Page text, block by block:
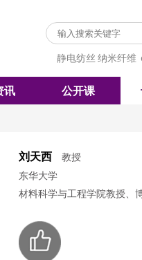
静电纺丝 纳米纤维
讯 公开课
刘天西
教授
东华大学
材料科学与工程学院教授、